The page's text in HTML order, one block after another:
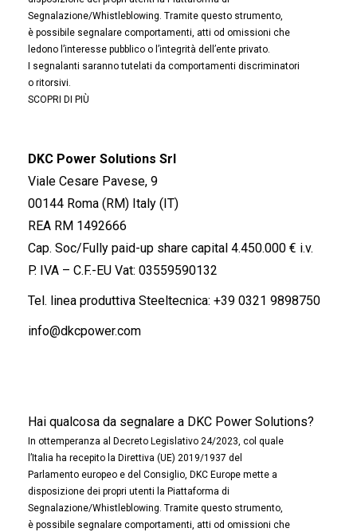
Segnalazione/Whistleblowing. Tramite questo strumento,
è possibile segnalare comportamenti, atti od omissioni che
ledono l’interesse pubblico o l’integrità dell’ente privato.
I segnalanti saranno tutelati da comportamenti discriminatori
o ritorsivi.
SCOPRI DI PIÙ
DKC Power Solutions Srl
Viale Cesare Pavese, 9
00144 Roma (RM) Italy (IT)
REA RM 1492666
Cap. Soc/Fully paid-up share capital 4.450.000 € i.v.
P. IVA – C.F.-EU Vat: 03559590132
Tel. linea produttiva Steeltecnica: +39 0321 9898750
info@dkcpower.com
Hai qualcosa da segnalare a DKC Power Solutions?
In ottemperanza al Decreto Legislativo 24/2023, col quale
l’Italia ha recepito la Direttiva (UE) 2019/1937 del
Parlamento europeo e del Consiglio, DKC Europe mette a
disposizione dei propri utenti la Piattaforma di
Segnalazione/Whistleblowing. Tramite questo strumento,
è possibile segnalare comportamenti, atti od omissioni che